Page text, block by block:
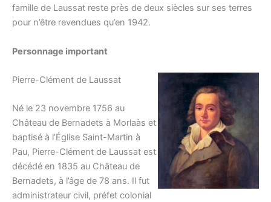
famille de Laussat reste près de deux siècles sur ses terres
pour n’être revendues qu’en 1942.
Personnage important
Pierre-Clément de Laussat
Né le 23 novembre 1756 au
Château de Bernadets à Morlaàs et
baptisé à l’Église Saint-Martin à
Pau, Pierre-Clément de Laussat est
décédé en 1835 au Château de
Bernadets, à l’âge de 78 ans. Il fut
administrateur civil, préfet colonial